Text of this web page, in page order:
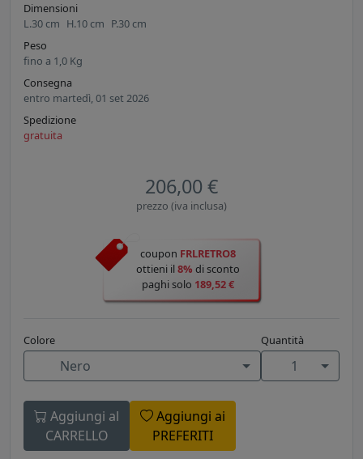
Dimensioni
L.30 cm H.10 cm P.30 cm
Peso
fino a 1,0 Kg
Consegna
entro martedì, 01 set 2026
Spedizione
gratuita
206,00 €
prezzo (iva inclusa)
coupon FRLRETRO8
ottieni il8% di sconto
paghi solo 189,52 €
Colore
Nero
Quantità
1
Aggiungi al
CARRELLO
Aggiungi ai
PREFERITI